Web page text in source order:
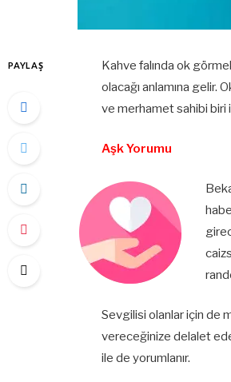
PAYLAŞ
Kahve falında ok
olacağı anlamına gelir.
ve merhamet sahibi biri
Aşk Yorumu
Sevgilisi olanlar için de
vereceğinize delalet
ile de yorumlanır.